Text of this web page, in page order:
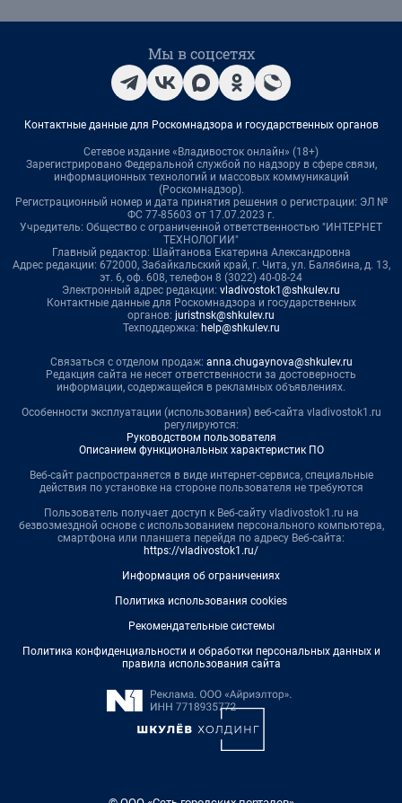
Мы в соцсетях
Контактные данные для Роскомнадзора и государственных органов
Сетевое издание «Владивосток онлайн» (18+)
Зарегистрировано Федеральной службой по надзору в сфере связи,
информационных технологий и массовых коммуникаций
(Роскомнадзор).
Регистрационный номер и дата принятия решения о регистрации: ЭЛ №
ФС 77-85603 от 17.07.2023 г.
Учредитель: Общество с ограниченной ответственностью "ИНТЕРНЕТ
ТЕХНОЛОГИИ"
Главный редактор: Шайтанова Екатерина Александровна
Адрес редакции: 672000, Забайкальский край, г. Чита, ул. Балябина, д. 13,
эт. 6, оф. 608, телефон 8 (3022) 40-08-24
Электронный адрес редакции: vladivostok1@shkulev.ru
Контактные данные для Роскомнадзора и государственных
органов: juristnsk@shkulev.ru
Техподдержка: help@shkulev.ru
Связаться с отделом продаж: anna.chugaynova@shkulev.ru
Редакция сайта не несет ответственности за достоверность
информации, содержащейся в рекламных объявлениях.
Особенности эксплуатации (использования) веб-сайта vladivostok1.ru
регулируются:
Руководством пользователя
Описанием функциональных характеристик ПО
Веб-сайт распространяется в виде интернет-сервиса, специальные
действия по установке на стороне пользователя не требуются
Пользователь получает доступ к Веб-сайту vladivostok1.ru на
безвозмездной основе с использованием персонального компьютера,
смартфона или планшета перейдя по адресу Веб-сайта:
https://vladivostok1.ru/
Информация об ограничениях
Политика использования cookies
Рекомендательные системы
Политика конфиденциальности и обработки персональных данных и
правила использования сайта